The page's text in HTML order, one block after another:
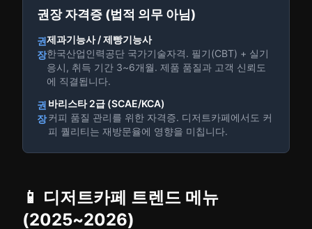
권장 자격증 (법적 의무 아님)
권
장
제과기능사 / 제빵기능사
한국산업인력공단 국가기술자격. 필기(CBT) + 실기
응시, 취득 기간 3~6개월. 제품 품질과 고객 신뢰도
에 직결됩니다.
권
장
바리스타 2급 (SCAE/KCA)
커피 품질 관리를 위한 자격증. 디저트카페에서도 커
피 퀄리티는 재방문율에 영향을 미칩니다.
📱 디저트카페 트렌드 메뉴
(2025~2026)